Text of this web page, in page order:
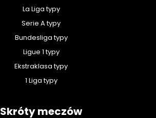
La Liga typy
Serie A typy
Bundesliga typy
Ligue 1 typy
Ekstraklasa typy
1 Liga typy
Skróty meczów